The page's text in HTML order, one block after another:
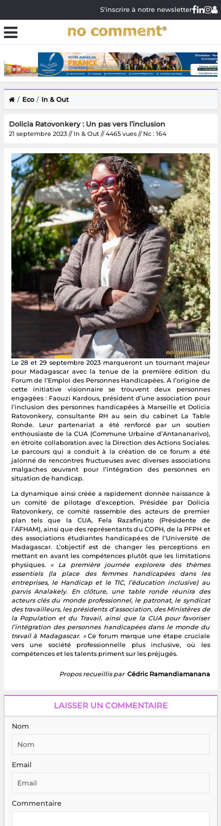
S'inscrire à notre newsletter
Eco In & Out
Dolicia Ratovonkery : Un pas vers l’inclusion
21 septembre 2023 // In & Out // 4465 vues // Nc : 164
Le 28 et 29 septembre 2023 marqueront un tournant majeur
pour Madagascar avec la tenue de la première édition du
Forum de l’Emploi des Personnes Handicapées. A l’origine de
cette initiative visionnaire se trouvent deux personnes
engagées : Faouzi Kardous, président d’une association pour
l’inclusion des personnes handicapées à Marseille et Dolicia
Ratovonkery, consultante RH au sein du cabinet La Table
Ronde. Leur partenariat a été renforcé par un soutien
enthousiaste de la CUA (Commune Urbaine d’Antananarivo),
en étroite collaboration avec la Direction des Actions Sociales.
Le parcours qui a conduit à la création de ce forum a été
jalonné de rencontres fructueuses avec diverses associations
malgaches œuvrant pour l’intégration des personnes en
situation de handicap.
La dynamique ainsi créée a rapidement donnée naissance à
un comité de pilotage d’exception. Présidée par Dolicia
Ratovonkery, ce comité rassemble des acteurs de premier
plan tels que la CUA, Fela Razafinjato (Présidente de
l’AFHAM), ainsi que des représentants du COPH, de la PFPH et
des associations étudiantes handicapées de l’Université de
Madagascar. L’objectif est de changer les perceptions en
mettant en avant les compétences plutôt que les limitations
physiques. « La première journée explorera des thèmes
essentiels (la place des femmes handicapées dans les
entreprises, le Handicap et le TIC, l’éducation inclusive) au
parvis Analakely. En clôture, une table ronde réunira des
acteurs clés du monde professionnel, le patronat, le syndicat
des travailleurs, les présidents d’association, des Ministères de
la Population et du Travail, ainsi que la CUA pour favoriser
l’intégration des personnes handicapées dans le monde du
travail à Madagascar. »Ce forum marque une étape cruciale
vers une société professionnelle plus inclusive, où les
compétences et les talents priment sur les préjugés.
Propos recueillis par Cédric Ramandiamanana
LAISSER UN COMMENTAIRE
Nom
Email
Commentaire